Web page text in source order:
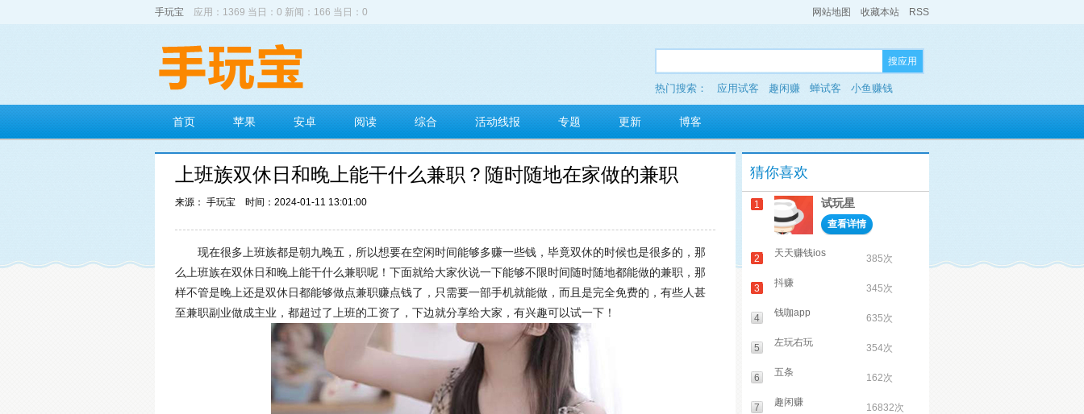
手玩宝 应用：1369 当日：0 新闻：166 当日：0 网站地图 收藏本站 RSS
搜应用
热门搜索： 应用试客 趣闲赚 蝉试客 小鱼赚钱
多玩红包
首页 苹果 安卓 阅读 综合 活动线报 专题 更新 博客
上班族双休日和晚上能干什么兼职？随时随地在家做的兼职
来源： 手玩宝 时间：2024-01-11 13:01:00
现在很多上班族都是朝九晚五，所以想要在空闲时间能够多赚一些钱，毕竟双休的时候也是很多的，那
么上班族在双休日和晚上能干什么兼职呢！下面就给大家伙说一下能够不限时间随时随地都能做的兼职，那
样不管是晚上还是双休日都能够做点兼职赚点钱了，只需要一部手机就能做，而且是完全免费的，有些人甚
至兼职副业做成主业，都超过了上班的工资了，下边就分享给大家，有兴趣可以试一下！
猜你喜欢
1 试玩星
查看详情
2 天天赚钱ios 385次
3 抖赚 345次
4 钱咖app 635次
5 左玩右玩 354次
6 五条 162次
7 趣闲赚 16832次